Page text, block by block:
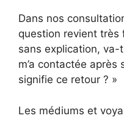
Dans nos
question revient très
sans explication, va-
m’a contactée après
signifie ce retour ? »
Les médiums et